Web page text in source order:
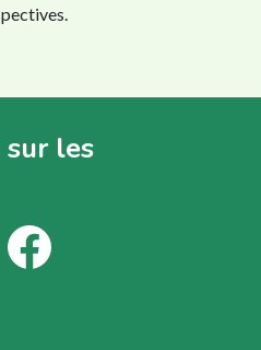
les
Facebook